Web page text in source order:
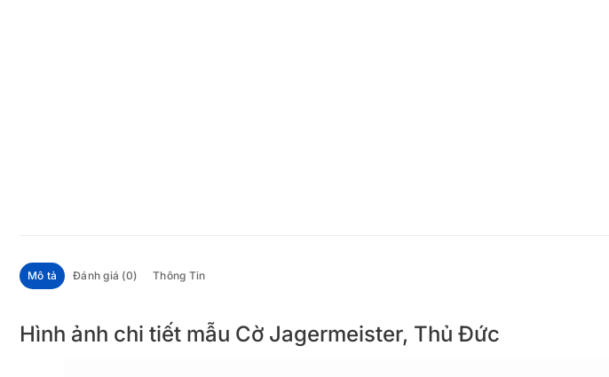
Mô tả Đánh giá (0) Thông Tin
Hình ảnh chi tiết mẫu Cờ Jagermeister, Thủ Đức